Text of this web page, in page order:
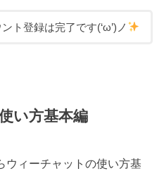
ト登録は完了です(‘ω’)ノ
い方基本編
ウィーチャットの使い方基